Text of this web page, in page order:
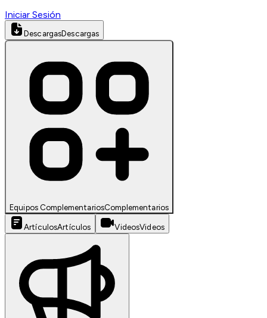
Iniciar Sesión
DescargasDescargas
Equipos ComplementariosComplementarios
ArtículosArtículos VideosVideos